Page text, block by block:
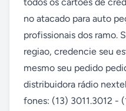
no atacado para auto
profissionais dos ramo.
regiao, credencie seu
mesmo seu pedido
distribuidora rádio
fones: (13) 3011.3012 -